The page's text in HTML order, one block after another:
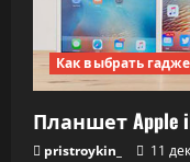
с
я
м
Как выбрать
Планшет Apple
pristroykin_ 11